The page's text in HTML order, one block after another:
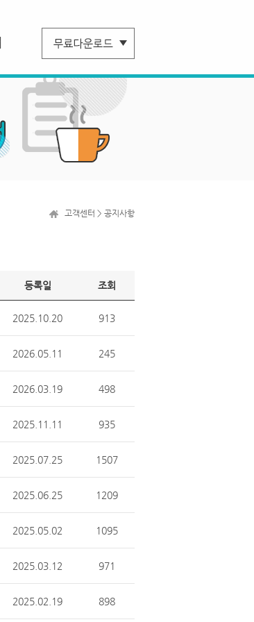
고객센터 > 공지사항
등록일 조회
2025.10.20 913
2026.05.11 245
2026.03.19 498
2025.11.11 935
2025.07.25 1507
2025.06.25 1209
2025.05.02 1095
2025.03.12 971
2025.02.19 898